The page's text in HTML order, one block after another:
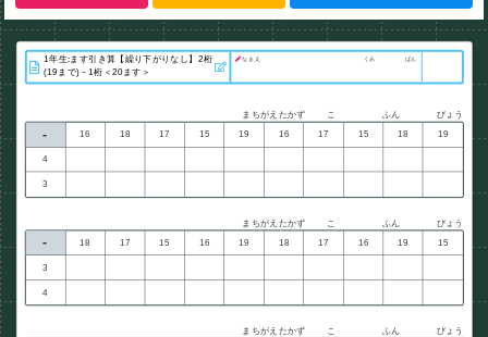
なまえ くみ ばん
まちがえたかず こ ふん びょう
- 16 18 17 15 19 16 17 15 18 19
4
3
まちがえたかず こ ふん びょう
- 18 17 15 16 19 18 17 16 19 15
3
4
まちがえたかず こ ふん びょう